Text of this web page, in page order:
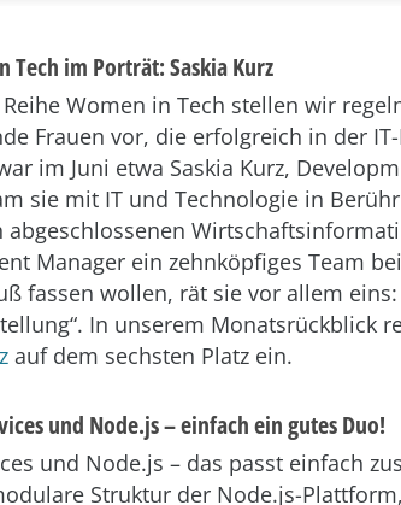
Tech im Porträt: Saskia Kurz
Women in Tech stellen wir
Frauen vor, die erfolgreich in der
im Juni etwa Saskia Kurz,
sie mit IT und Technologie in
abgeschlossenen
Manager ein zehnköpfiges Team
fassen wollen, rät sie vor allem
In unserem Monatsrückblick
auf dem sechsten Platz ein.
und Node.js – einfach ein gutes Duo!
und Node.js – das passt einfach
Struktur der Node.js-